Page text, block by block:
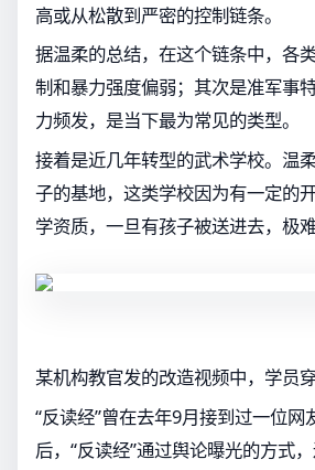
高或从松散到严密的控制链条。
据温柔的总结，在这个链条中，各
制和暴力强度偏弱；其次是准军事
力频发，是当下最为常见的类型。
接着是近几年转型的武术学校。温
子的基地，这类学校因为有一定的
学资质，一旦有孩子被送进去，极难
某机构教官发的改造视频中，学员
“反读经”曾在去年9月接到过一位
后，“反读经”通过舆论曝光的方式，